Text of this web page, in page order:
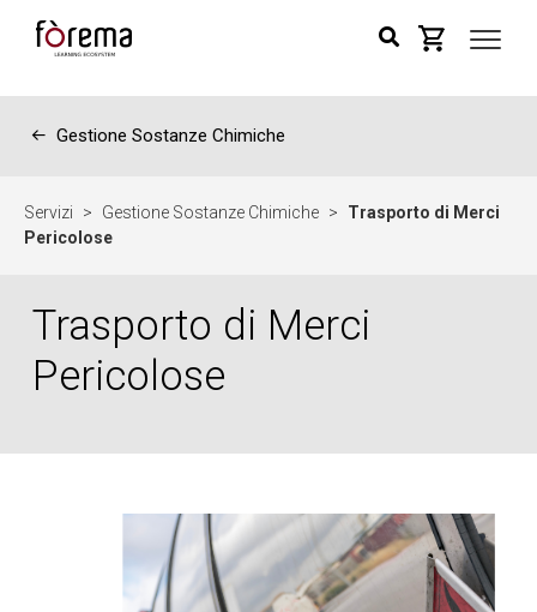
← Gestione Sostanze Chimiche
Servizi > Gestione Sostanze Chimiche >
Trasporto di Merci
Pericolose
Trasporto di Merci
Pericolose